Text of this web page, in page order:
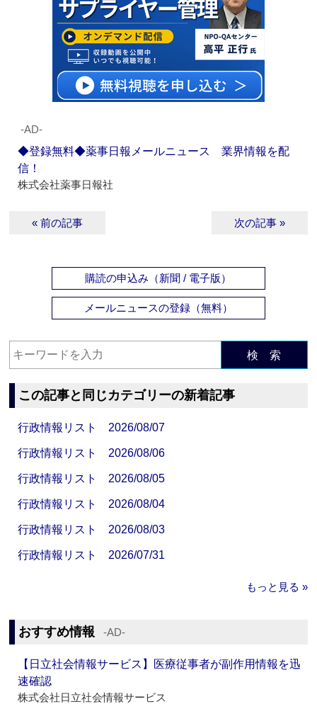
‐AD‐
◆登録無料◆薬事日報メールニュース 業界情報を配
信！
株式会社薬事日報社
« 前の記事 次の記事 »
購読の申込み（新聞 / 電子版）
メールニュースの登録（無料）
検 索
この記事と同じカテゴリーの新着記事
行政情報リスト 2026/08/07
行政情報リスト 2026/08/06
行政情報リスト 2026/08/05
行政情報リスト 2026/08/04
行政情報リスト 2026/08/03
行政情報リスト 2026/07/31
もっと見る »
おすすめ情報 ‐AD‐
【日立社会情報サービス】医療従事者が副作用情報を迅
速確認
株式会社日立社会情報サービス